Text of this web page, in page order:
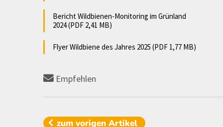
Bericht Wildbienen-Monitoring im Grünland
2024 (PDF 2,41 MB)
Flyer Wildbiene des Jahres 2025 (PDF 1,77 MB)
Empfehlen
zum vorigenArtikel